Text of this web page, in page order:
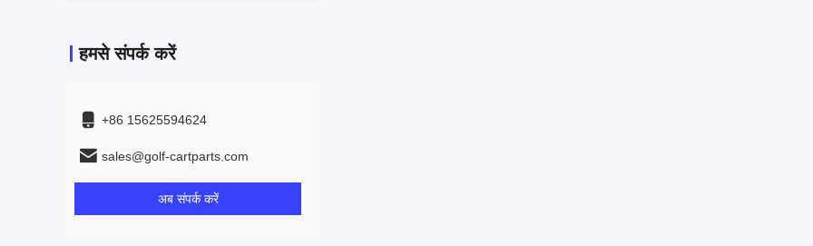
हमसे संपर्क करें
+86 15625594624
sales@golf-cartparts.com
अब संपर्क करें